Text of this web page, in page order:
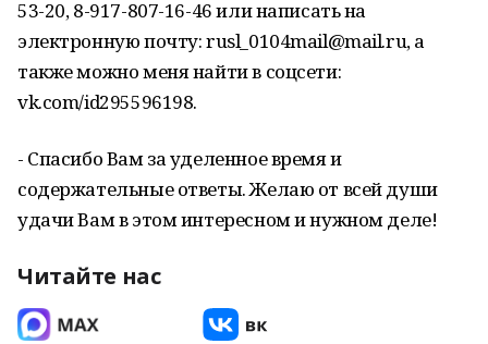
53-20, 8-917-807-16-46 или написать на
электронную почту: rusl_0104mail@mail.ru, а
также можно меня найти в соцсети:
vk.com/id295596198.
- Спасибо Вам за уделенное время и
содержательные ответы. Желаю от всей души
удачи Вам в этом интересном и нужном деле!
Читайте нас